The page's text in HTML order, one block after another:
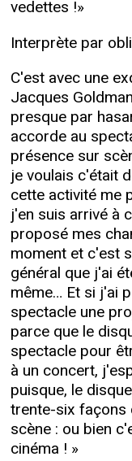
vedettes !»
Interprète par
C'est avec une
Jacques
presque par
accorde au
présence sur
je voulais c'était
cette activité me
j'en suis arrivé à
proposé mes
moment et c'est
général que j'ai
même… Et si j'ai
spectacle une
parce que le
spectacle pour
à un concert,
puisque, le
trente-six façons
scène : ou bien
cinéma ! »